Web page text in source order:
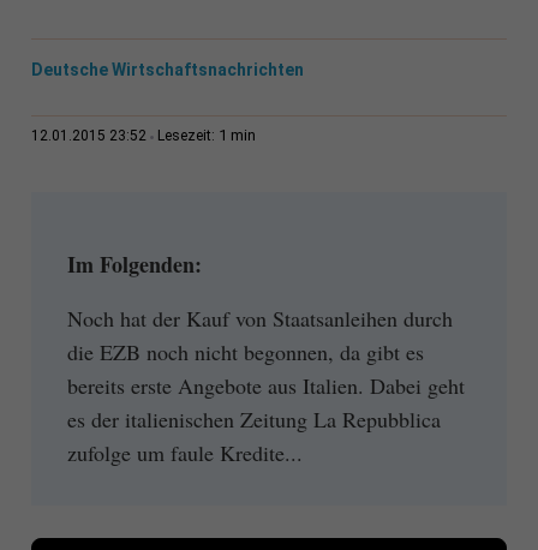
Deutsche Wirtschaftsnachrichten
12.01.2015 23:52 Lesezeit: 1 min
Im Folgenden:
Noch hat der Kauf von Staatsanleihen durch
die EZB noch nicht begonnen, da gibt es
bereits erste Angebote aus Italien. Dabei geht
es der italienischen Zeitung La Repubblica
zufolge um faule Kredite...